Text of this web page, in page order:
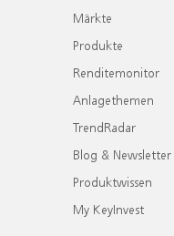
Märkte
Produkte
Renditemonitor
Anlagethemen
TrendRadar
Blog & Newsletter
Produktwissen
My KeyInvest